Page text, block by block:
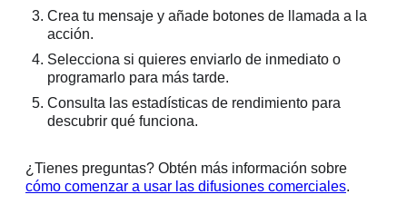
Crea tu mensaje y añade botones de llamada a la
acción.
Selecciona si quieres enviarlo de inmediato o
programarlo para más tarde.
Consulta las estadísticas de rendimiento para
descubrir qué funciona.
¿Tienes preguntas? Obtén más información sobre
cómo comenzar a usar las difusiones comerciales.